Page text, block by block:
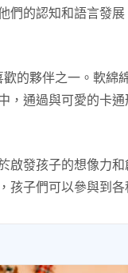
們的認知和語言發
的夥伴之一。軟綿
，通過與可愛的卡
啟發孩子的想像力
孩子們可以參與到